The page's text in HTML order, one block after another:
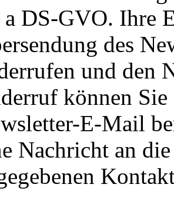
DS-GVO. Ihre
des
und den
können
E-Mail
Nachricht an